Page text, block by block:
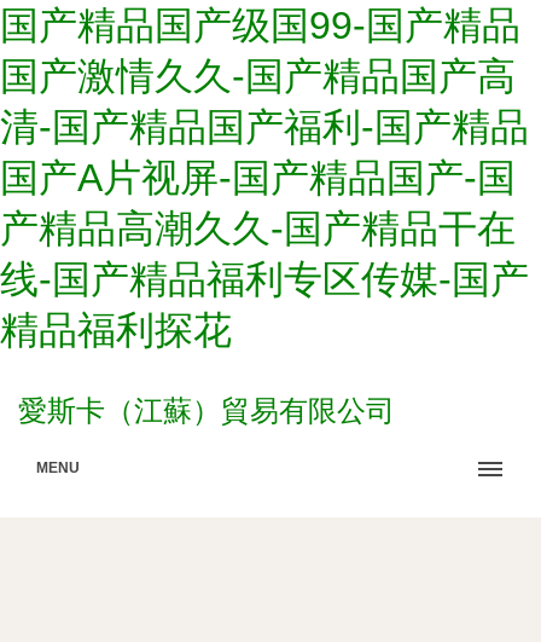
国产精品国产级国99-国产精品
国产激情久久-国产精品国产高
清-国产精品国产福利-国产精品
国产A片视屏-国产精品国产-国
产精品高潮久久-国产精品干在
线-国产精品福利专区传媒-国产
精品福利探花
愛斯卡（江蘇）貿易有限公司
MENU